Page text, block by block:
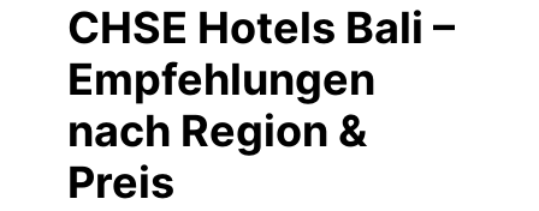
CHSE Hotels Bali –
Empfehlungen
nach Region &
Preis